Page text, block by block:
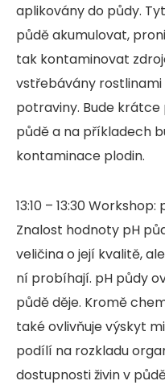
aplikovány do půdy.
půdě akumulovat,
tak kontaminovat
vstřebávány
potraviny. Bude
půdě a na příkladech
kontaminace plodin.
13:10 – 13:30
Znalost hodnoty pH
veličina o její kvalitě,
ní probíhají. pH půdy
půdě děje. Kromě
také ovlivňuje výskyt
podílí na rozkladu
dostupnosti živin v